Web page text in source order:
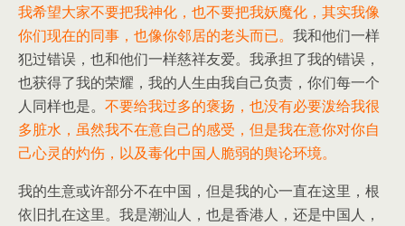
我希望大家不要把我神化，也不要把我妖魔化，其实我像
你们现在的同事，也像你邻居的老头而已。 我和他们一样
犯过错误，也和他们一样慈祥友爱。我承担了我的错误，
也获得了我的荣耀，我的人生由我自己负责，你们每一个
人同样也是。 不要给我过多的褒扬，也没有必要泼给我很
多脏水，虽然我不在意自己的感受，但是我在意你对你自
己心灵的灼伤，以及毒化中国人脆弱的舆论环境。
我的生意或许部分不在中国，但是我的心一直在这里，根
依旧扎在这里。我是潮汕人，也是香港人，还是中国人，